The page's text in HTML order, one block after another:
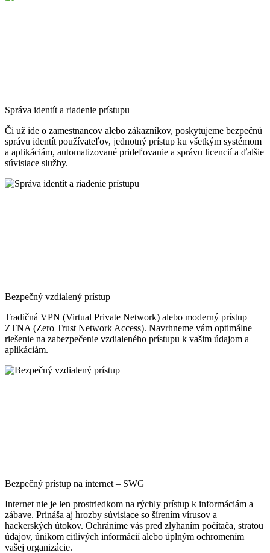
Správa identít a riadenie prístupu
Či už ide o zamestnancov alebo zákazníkov, poskytujeme bezpečnú
správu identít používateľov, jednotný prístup ku všetkým systémom
a aplikáciám, automatizované prideľovanie a správu licencií a ďalšie
súvisiace služby.
Bezpečný vzdialený prístup
Tradičná VPN (Virtual Private Network) alebo moderný prístup
ZTNA (Zero Trust Network Access). Navrhneme vám optimálne
riešenie na zabezpečenie vzdialeného prístupu k vašim údajom a
aplikáciám.
Bezpečný prístup na internet – SWG
Internet nie je len prostriedkom na rýchly prístup k informáciám a
zábave. Prináša aj hrozby súvisiace so šírením vírusov a
hackerských útokov. Ochránime vás pred zlyhaním počítača, stratou
údajov, únikom citlivých informácií alebo úplným ochromením
vašej organizácie.